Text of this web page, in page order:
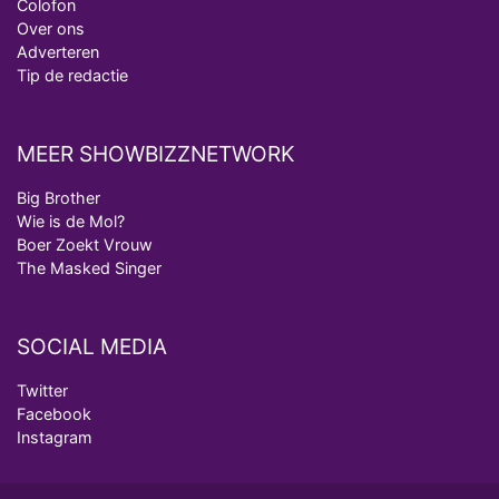
Colofon
Over ons
Adverteren
Tip de redactie
MEER SHOWBIZZNETWORK
Big Brother
Wie is de Mol?
Boer Zoekt Vrouw
The Masked Singer
SOCIAL MEDIA
Twitter
Facebook
Instagram